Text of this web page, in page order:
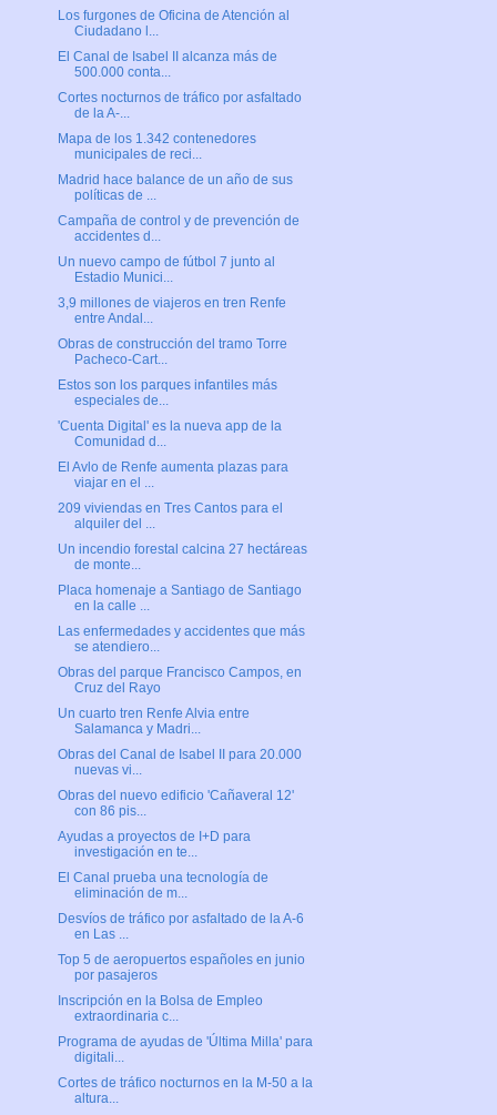
Los furgones de Oficina de Atención al
Ciudadano l...
El Canal de Isabel II alcanza más de
500.000 conta...
Cortes nocturnos de tráfico por asfaltado
de la A-...
Mapa de los 1.342 contenedores
municipales de reci...
Madrid hace balance de un año de sus
políticas de ...
Campaña de control y de prevención de
accidentes d...
Un nuevo campo de fútbol 7 junto al
Estadio Munici...
3,9 millones de viajeros en tren Renfe
entre Andal...
Obras de construcción del tramo Torre
Pacheco-Cart...
Estos son los parques infantiles más
especiales de...
'Cuenta Digital' es la nueva app de la
Comunidad d...
El Avlo de Renfe aumenta plazas para
viajar en el ...
209 viviendas en Tres Cantos para el
alquiler del ...
Un incendio forestal calcina 27 hectáreas
de monte...
Placa homenaje a Santiago de Santiago
en la calle ...
Las enfermedades y accidentes que más
se atendiero...
Obras del parque Francisco Campos, en
Cruz del Rayo
Un cuarto tren Renfe Alvia entre
Salamanca y Madri...
Obras del Canal de Isabel II para 20.000
nuevas vi...
Obras del nuevo edificio 'Cañaveral 12'
con 86 pis...
Ayudas a proyectos de I+D para
investigación en te...
El Canal prueba una tecnología de
eliminación de m...
Desvíos de tráfico por asfaltado de la A-6
en Las ...
Top 5 de aeropuertos españoles en junio
por pasajeros
Inscripción en la Bolsa de Empleo
extraordinaria c...
Programa de ayudas de 'Última Milla' para
digitali...
Cortes de tráfico nocturnos en la M-50 a la
altura...